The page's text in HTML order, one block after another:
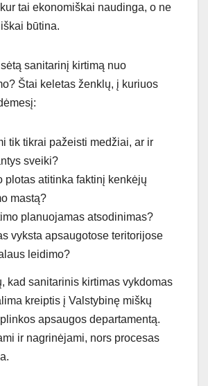
tai ekonomiškai naudinga, o ne
būtina.
sanitarinį kirtimą nuo
Štai keletas ženklų, į kuriuos
tik tikrai pažeisti medžiai, ar ir
sveiki?
plotas atitinka faktinį kenkėjų
mastą?
planuojamas atsodinimas?
vyksta apsaugotose teritorijose
leidimo?
kad sanitarinis kirtimas vykdomas
kreiptis į Valstybinę miškų
apsaugos departamentą.
ir nagrinėjami, nors procesas